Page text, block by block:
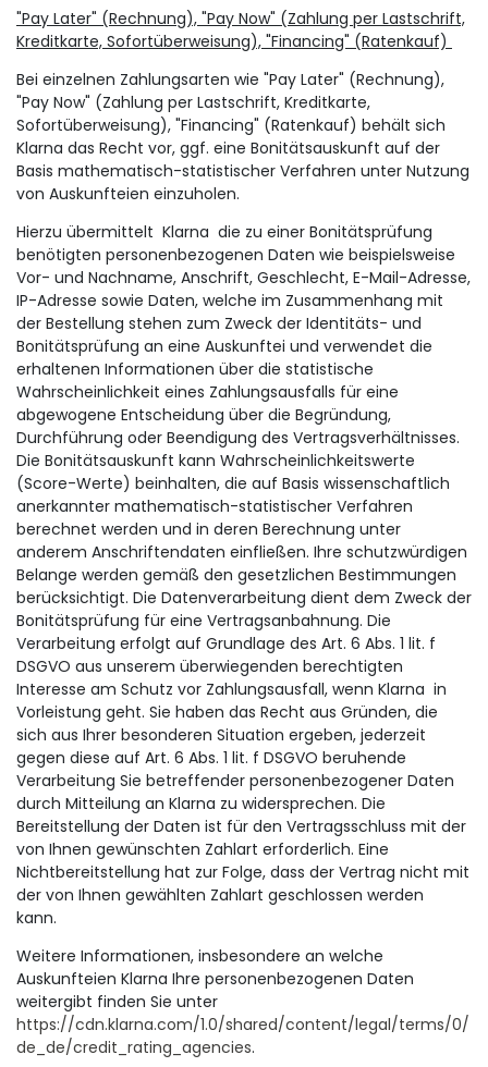
"Pay Later" (Rechnung), "Pay Now" (Zahlung per Lastschrift,
Kreditkarte, Sofortüberweisung), "Financing" (Ratenkauf)
Bei einzelnen Zahlungsarten wie "Pay Later" (Rechnung),
"Pay Now" (Zahlung per Lastschrift, Kreditkarte,
Sofortüberweisung), "Financing" (Ratenkauf) behält sich
Klarna das Recht vor, ggf. eine Bonitätsauskunft auf der
Basis mathematisch-statistischer Verfahren unter Nutzung
von Auskunfteien einzuholen.
Hierzu übermittelt Klarna die zu einer Bonitätsprüfung
benötigten personenbezogenen Daten wie beispielsweise
Vor- und Nachname, Anschrift, Geschlecht, E-Mail-Adresse,
IP-Adresse sowie Daten, welche im Zusammenhang mit
der Bestellung stehen zum Zweck der Identitäts- und
Bonitätsprüfung an eine Auskunftei und verwendet die
erhaltenen Informationen über die statistische
Wahrscheinlichkeit eines Zahlungsausfalls für eine
abgewogene Entscheidung über die Begründung,
Durchführung oder Beendigung des Vertragsverhältnisses.
Die Bonitätsauskunft kann Wahrscheinlichkeitswerte
(Score-Werte) beinhalten, die auf Basis wissenschaftlich
anerkannter mathematisch-statistischer Verfahren
berechnet werden und in deren Berechnung unter
anderem Anschriftendaten einfließen. Ihre schutzwürdigen
Belange werden gemäß den gesetzlichen Bestimmungen
berücksichtigt. Die Datenverarbeitung dient dem Zweck der
Bonitätsprüfung für eine Vertragsanbahnung. Die
Verarbeitung erfolgt auf Grundlage des Art. 6 Abs. 1 lit. f
DSGVO aus unserem überwiegenden berechtigten
Interesse am Schutz vor Zahlungsausfall, wenn Klarna in
Vorleistung geht. Sie haben das Recht aus Gründen, die
sich aus Ihrer besonderen Situation ergeben, jederzeit
gegen diese auf Art. 6 Abs. 1 lit. f DSGVO beruhende
Verarbeitung Sie betreffender personenbezogener Daten
durch Mitteilung an Klarna zu widersprechen. Die
Bereitstellung der Daten ist für den Vertragsschluss mit der
von Ihnen gewünschten Zahlart erforderlich. Eine
Nichtbereitstellung hat zur Folge, dass der Vertrag nicht mit
der von Ihnen gewählten Zahlart geschlossen werden
kann.
Weitere Informationen, insbesondere an welche
Auskunfteien Klarna Ihre personenbezogenen Daten
weitergibt finden Sie unter
https://cdn.klarna.com/1.0/shared/content/legal/terms/0/
de_de/credit_rating_agencies.